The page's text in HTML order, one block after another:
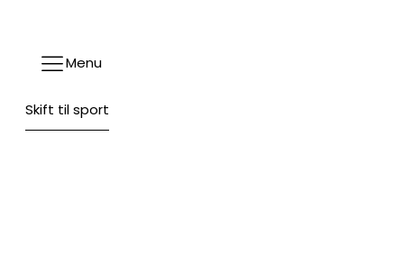
Menu
Skift til sport